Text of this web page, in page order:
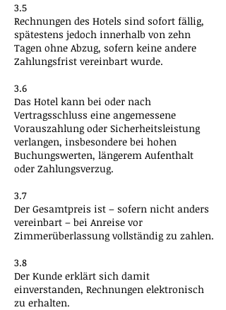
3.5
Rechnungen des Hotels sind sofort fällig,
spätestens jedoch innerhalb von zehn
Tagen ohne Abzug, sofern keine andere
Zahlungsfrist vereinbart wurde.
3.6
Das Hotel kann bei oder nach
Vertragsschluss eine angemessene
Vorauszahlung oder Sicherheitsleistung
verlangen, insbesondere bei hohen
Buchungswerten, längerem Aufenthalt
oder Zahlungsverzug.
3.7
Der Gesamtpreis ist – sofern nicht anders
vereinbart – bei Anreise vor
Zimmerüberlassung vollständig zu zahlen.
3.8
Der Kunde erklärt sich damit
einverstanden, Rechnungen elektronisch
zu erhalten.